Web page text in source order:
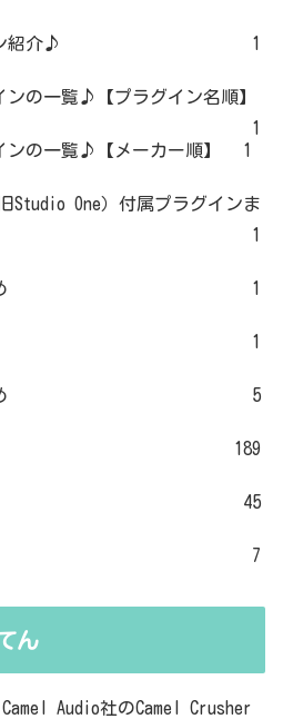
紹介♪ 1
ンの一覧♪【プラグイン名順】
1
ンの一覧♪【メーカー順】
1
Studio One）付属プラグインま
1
1
1
5
189
45
7
ん
Audio社のCamel Crusher